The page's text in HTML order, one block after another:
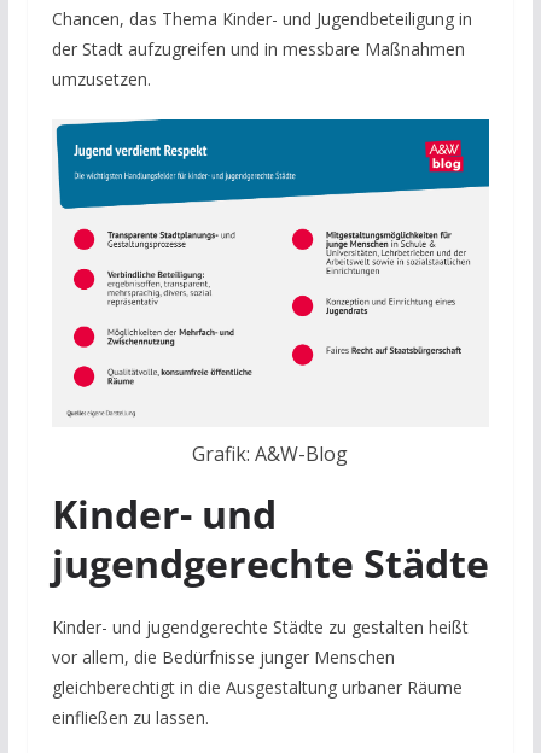
Chancen, das Thema Kinder- und Jugendbeteiligung in
der Stadt aufzugreifen und in messbare Maßnahmen
umzusetzen.
Grafik: A&W-Blog
Kinder- und
jugendgerechte Städte
Kinder- und jugendgerechte Städte zu gestalten heißt
vor allem, die Bedürfnisse junger Menschen
gleichberechtigt in die Ausgestaltung urbaner Räume
einfließen zu lassen.